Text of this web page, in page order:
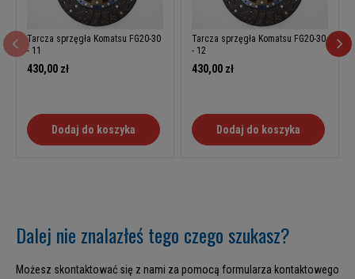
Tarcza sprzęgła Komatsu FG20-30
- 11
430,00 zł
Dodaj do koszyka
Tarcza sprzęgła Komatsu FG20-30
- 12
430,00 zł
Dodaj do koszyka
Dalej nie znalazłeś tego czego szukasz?
Możesz skontaktować się z nami za pomocą formularza kontaktowego